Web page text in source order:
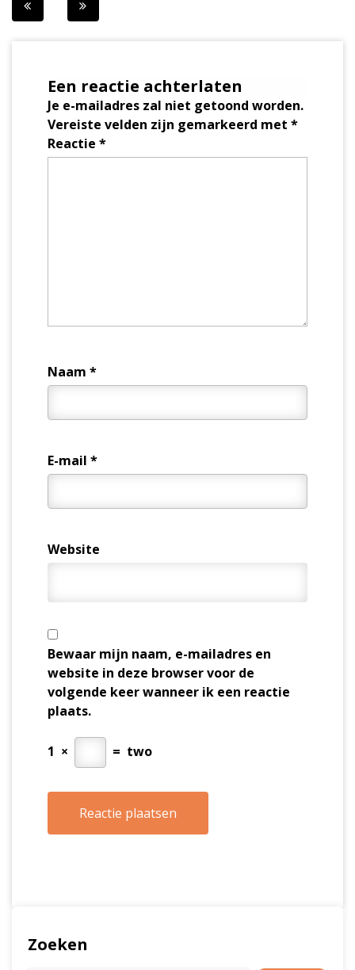
Een reactie achterlaten
Je e-mailadres zal niet getoond worden.
Vereiste velden zijn gemarkeerd met *
Reactie *
Naam *
E-mail *
Website
Bewaar mijn naam, e-mailadres en
website in deze browser voor de
volgende keer wanneer ik een reactie
plaats.
1 × = two
Zoeken